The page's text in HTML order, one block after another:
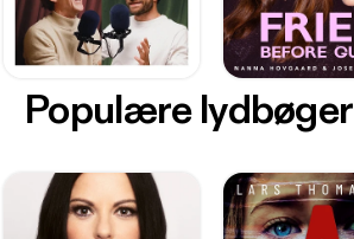
Populære lydbøger